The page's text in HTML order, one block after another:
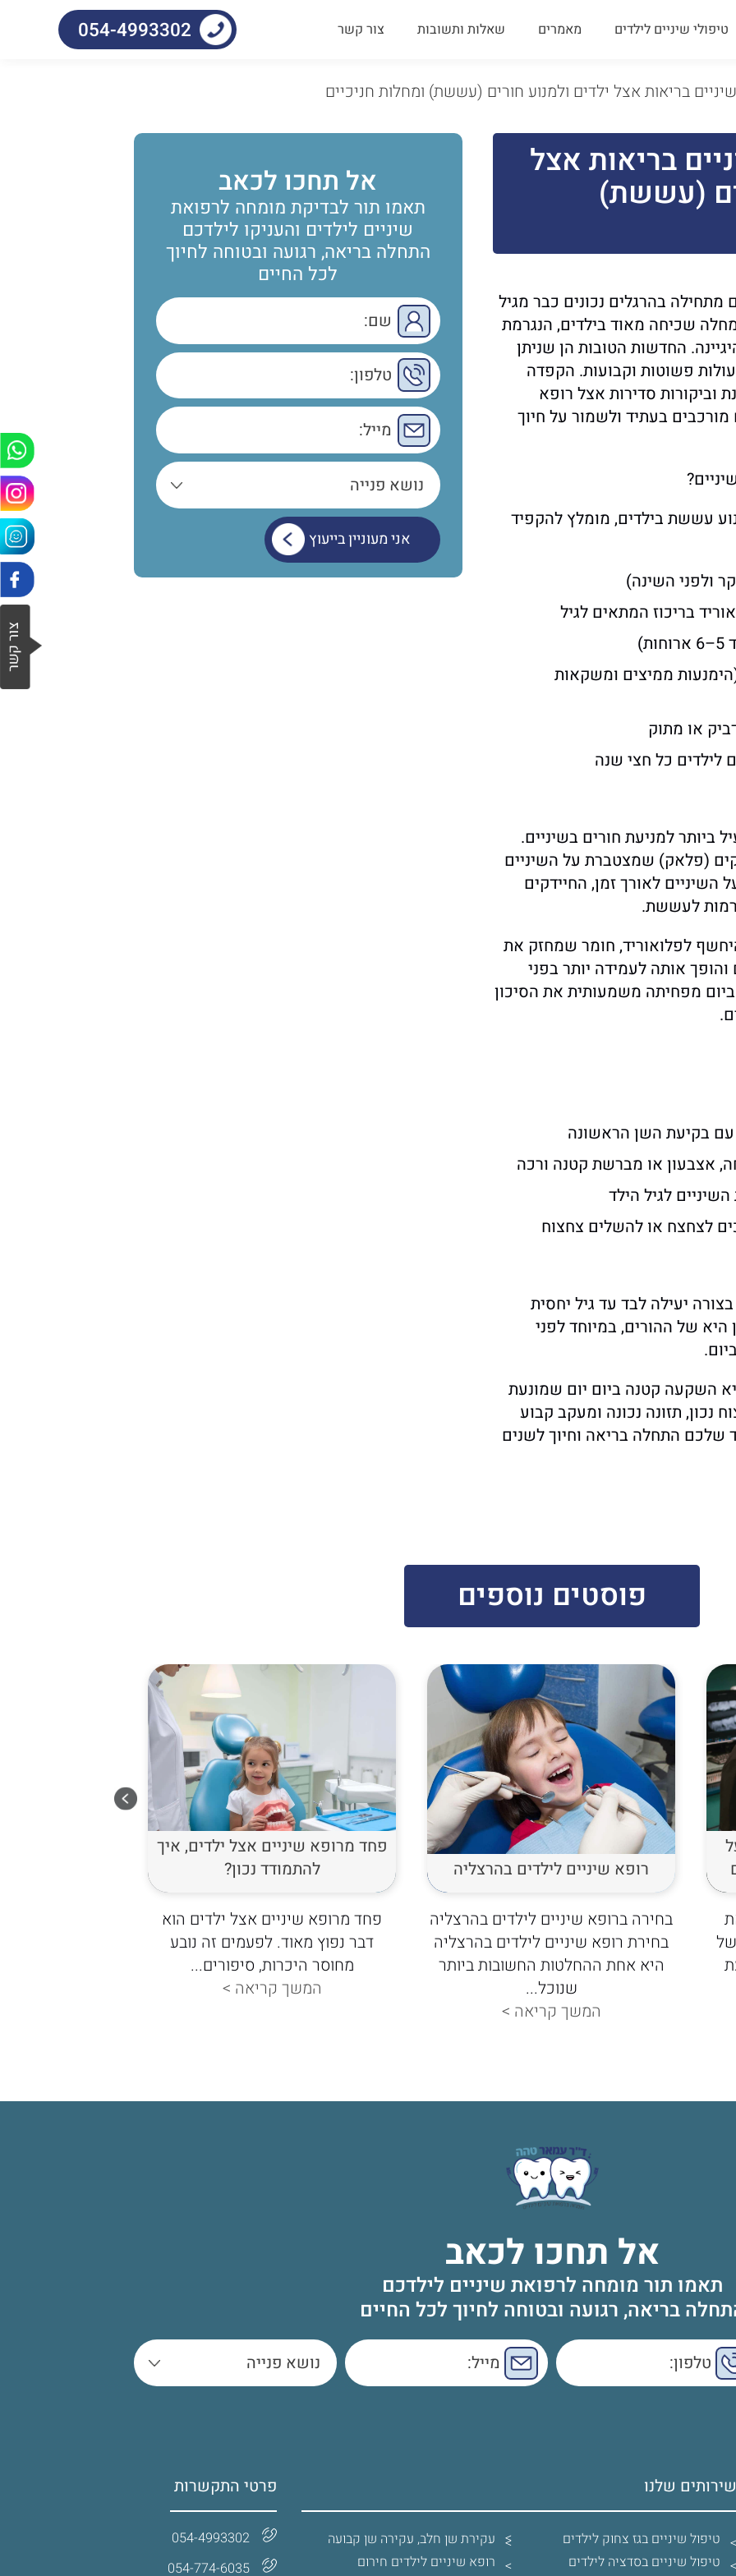
טיפולי שיניים לילדים מאמרים שאלות ותשובות צור קשר 054-4993302
בריאות אצל ילדים ולמנוע חורים (עששת) ומחלות חניכיים
בריאות אצל
(עששת)
מתחילה בהרגלים נכונים כבר מגיל
שכיחה מאוד בילדים, הנגרמת
החדשות הטובות הן שניתן
פשוטות וקבועות. הקפדה
וביקורות סדירות אצל רופא
מורכבים בעתיד ולשמור על חיוך
עששת בילדים, מומלץ להקפיד
ולפני השינה)
בריכוז המתאים לגיל
ממיצים ומשקאות
או מתוק
לילדים כל חצי שנה
ביותר למניעת חורים בשיניים.
(פלאק) שמצטברת על השיניים
לאורך זמן, החיידקים
לעששת.
לפלואוריד, חומר שמחזק את
אותה לעמידה יותר בפני
מפחיתה משמעותית את הסיכון
בקיעת השן הראשונה
אצבעון או מברשת קטנה ורכה
לגיל הילד
לצחצח או להשלים צחצוח
יעילה לבד עד גיל יחסית
היא של ההורים, במיוחד לפני
השקעה קטנה ביום יום שמונעת
נכון, תזונה נכונה ומעקב קבוע
שלכם התחלה בריאה וחיוך לשנים
אל תחכו לכאב
תאמו תור לבדיקת מומחה לרפואת
שיניים לילדים והעניקו לילדכם
התחלה בריאה, רגועה ובטוחה לחיוך
לכל החיים
פוסטים נוספים
של
רופא שיניים לילדים בהרצליה
בחירה ברופא שיניים לילדים בהרצליה
בחירת רופא שיניים לילדים בהרצליה
היא אחת ההחלטות החשובות ביותר
שנוכל...
המשך קריאה >
פחד מרופא שיניים אצל ילדים, איך
להתמודד נכון?
פחד מרופא שיניים אצל ילדים הוא
דבר נפוץ מאוד. לפעמים זה נובע
מחוסר היכרות, סיפורים...
המשך קריאה >
אל תחכו לכאב
תאמו תור מומחה לרפואת שיניים לילדכם
בריאה, רגועה ובטוחה לחיוך לכל החיים
שלנו
טיפול שיניים בגז צחוק לילדים
טיפול שיניים בסדציה לילדים
עקירת שן חלב, עקירה שן קבועה
רופא שיניים לילדים חירום
פרטי התקשרות
054-4993302
054-774-6035‏